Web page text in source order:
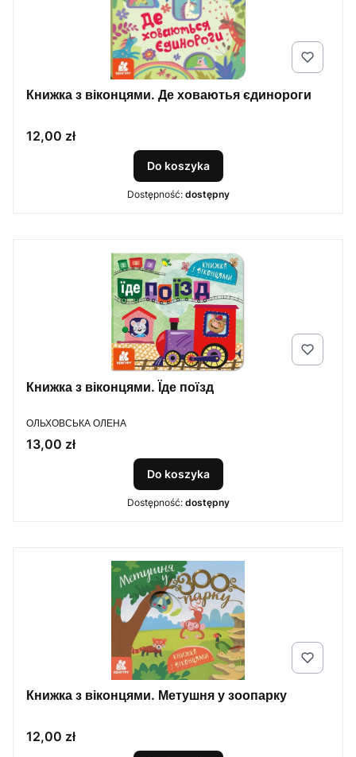
Книжка з віконцями. Де ховаютья єдинороги
Cena
12,00 zł
Do koszyka
Dostępność: dostępny
Книжка з віконцями. Їде поїзд
PRODUCENT
ОЛЬХОВСЬКА ОЛЕНА
Cena
13,00 zł
Do koszyka
Dostępność: dostępny
Книжка з віконцями. Метушня у зоопарку
Cena
12,00 zł